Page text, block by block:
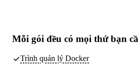
Mỗi gói đều có mọi thứ bạn
Trình quản lý Docker